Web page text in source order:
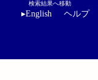
検索結果へ移動
▸English ヘルプ